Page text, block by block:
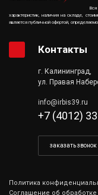
характеристик, наличия на складе,
является публичной офертой,
Контакты
г. Калининград,
ул. Правая
info@irbis39.ru
+7 (4012)
заказать звонок
Политика
Соглашение об